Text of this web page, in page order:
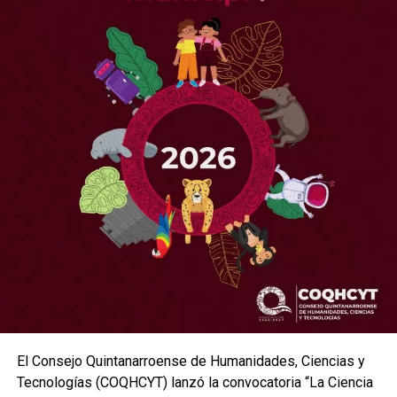
mil 750 pesos para niñas y niños de 6 a 12 años.
El director general del COQHCYT, Cristopher Malpica
Morales, destacó que estos cursos buscan inspirar a la
niñez a explorar el conocimiento y descubrir el valor de la
ciencia, la tecnología y las humanidades para construir un
mejor futuro.
Fuente: 5to Poder Agencia de Noticias
Recibe las noticias al instante
Únete al canal oficial de WhatsApp de
y recibe las noticias más
en tu teléfono.
El Consejo Quintanarroense de Humanidades, Ciencias y
Tecnologías (COQHCYT) lanzó la convocatoria “La Ciencia